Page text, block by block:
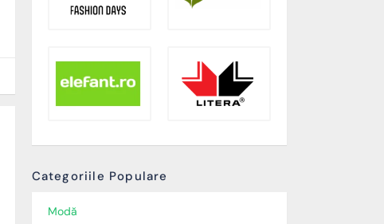
Categoriile Populare
Modă